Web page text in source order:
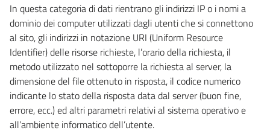
In questa categoria di dati rientrano gli indirizzi IP o i nomi a
dominio dei computer utilizzati dagli utenti che si connettono
al sito, gli indirizzi in notazione URI (Uniform Resource
Identifier) delle risorse richieste, l’orario della richiesta, il
metodo utilizzato nel sottoporre la richiesta al server, la
dimensione del file ottenuto in risposta, il codice numerico
indicante lo stato della risposta data dal server (buon fine,
errore, ecc.) ed altri parametri relativi al sistema operativo e
all’ambiente informatico dell’utente.